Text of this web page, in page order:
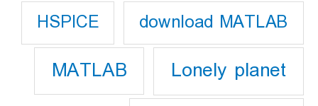
download MATLAB
HSPICE
Lonely planet
MATLAB